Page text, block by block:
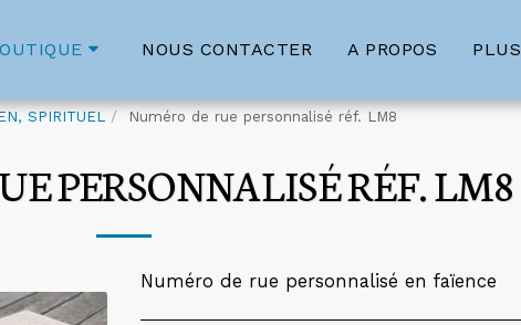
NOUS CONTACTER A PROPOS PLUS
SPIRITUEL Numéro de rue personnalisé réf. LM8
PERSONNALISÉ RÉF. LM8
Numéro de rue personnalisé en faïence